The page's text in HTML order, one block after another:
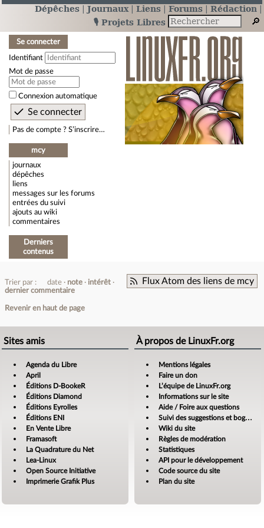
Dépêches Journaux Liens Forums
Rédaction
🎙️ Projets Libres
Se connecter
Identifiant
Mot de passe
Connexion automatique
Pas de compte ? S’inscrire…
mcy
journaux
dépêches
liens
messages sur les forums
entrées du suivi
ajouts au wiki
commentaires
Derniers
contenus
Flux Atom des liens de mcy
Trier par : date note
intérêt
dernier commentaire
Revenir en haut de page
Sites amis
Agenda du Libre
April
Éditions D-BookeR
Éditions Diamond
Éditions Eyrolles
Éditions ENI
En Vente Libre
Framasoft
La Quadrature du Net
Lea-Linux
Open Source Initiative
Imprimerie Grafik Plus
À propos de LinuxFr.org
Mentions légales
Faire un don
L’équipe de LinuxFr.org
Informations sur le site
Aide / Foire aux questions
Suivi des suggestions et bogues
Wiki du site
Règles de modération
Statistiques
API pour le développement
Code source du site
Plan du site